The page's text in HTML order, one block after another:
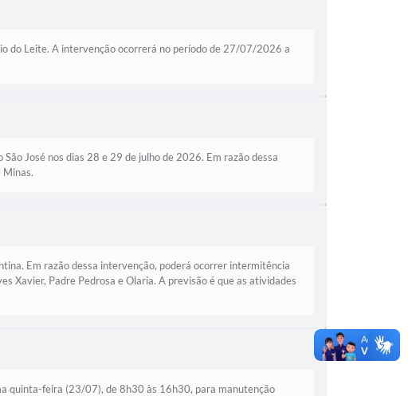
do Leite. A intervenção ocorrerá no período de 27/07/2026 a
José nos dias 28 e 29 de julho de 2026. Em razão dessa
Minas.
Em razão dessa intervenção, poderá ocorrer intermitência
Xavier, Padre Pedrosa e Olaria. A previsão é que as atividades
quinta-feira (23/07), de 8h30 às 16h30, para manutenção